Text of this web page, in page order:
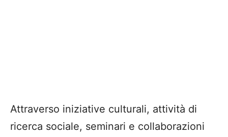
Attraverso iniziative culturali, attività di
ricerca sociale, seminari e collaborazioni